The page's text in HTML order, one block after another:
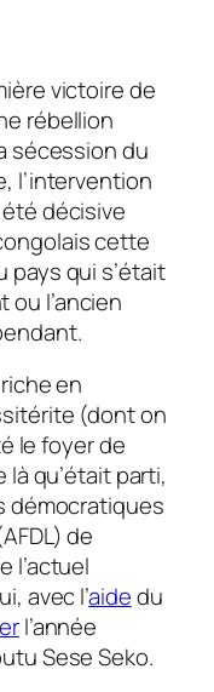
victoire de
rébellion
sécession du
l’intervention
décisive
cette
qui s’était
ou l’ancien
en
(dont on
le foyer de
là qu’était parti,
démocratiques
de
l’actuel
avec l’aidedu
l’année
Sese Seko.